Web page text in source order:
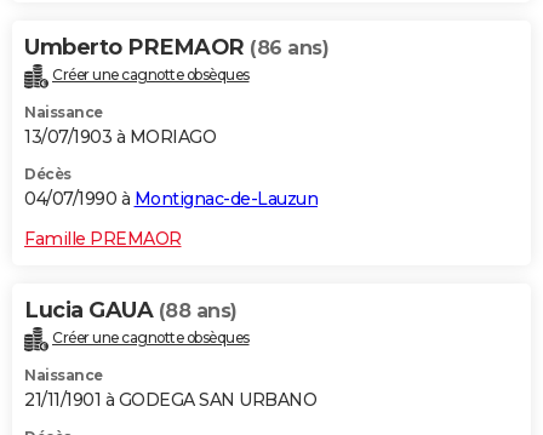
Umberto PREMAOR (86 ans)
Créer une cagnotte obsèques
Naissance
13/07/1903 à MORIAGO
Décès
04/07/1990 à Montignac-de-Lauzun
Famille PREMAOR
Lucia GAUA (88 ans)
Créer une cagnotte obsèques
Naissance
21/11/1901 à GODEGA SAN URBANO